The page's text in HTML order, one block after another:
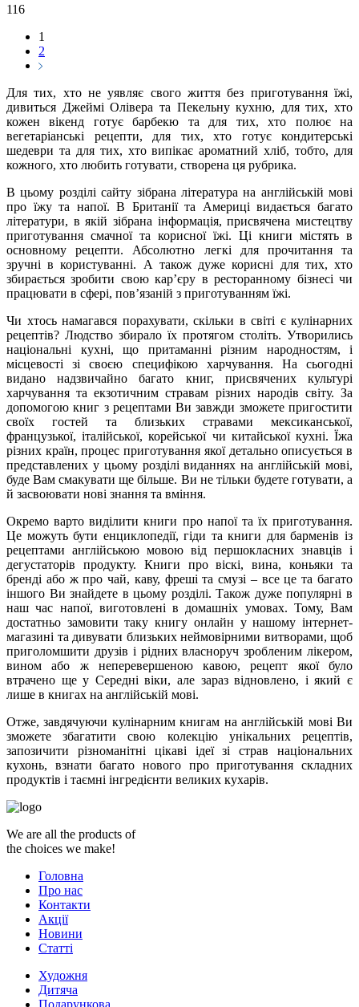
116
1
2
Для тих, хто не уявляє свого життя без приготування їжі,
дивиться Джеймі Олівера та Пекельну кухню, для тих, хто
кожен вікенд готує барбекю та для тих, хто полює на
вегетаріанські рецепти, для тих, хто готує кондитерські
шедеври та для тих, хто випікає ароматний хліб, тобто, для
кожного, хто любить готувати, створена ця рубрика.
В цьому розділі сайту зібрана література на англійській мові
про їжу та напої. В Британії та Америці видається багато
літератури, в якій зібрана інформація, присвячена мистецтву
приготування смачної та корисної їжі. Ці книги містять в
основному рецепти. Абсолютно легкі для прочитання та
зручні в користуванні. А також дуже корисні для тих, хто
збирається зробити свою кар’єру в ресторанному бізнесі чи
працювати в сфері, пов’язаній з приготуванням їжі.
Чи хтось намагався порахувати, скільки в світі є кулінарних
рецептів? Людство збирало їх протягом століть. Утворились
національні кухні, що притаманні різним народностям, і
місцевості зі своєю специфікою харчування. На сьогодні
видано надзвичайно багато книг, присвячених культурі
харчування та екзотичним стравам різних народів світу. За
допомогою книг з рецептами Ви завжди зможете пригостити
своїх гостей та близьких стравами мексиканської,
французької, італійської, корейської чи китайської кухні. Їжа
різних країн, процес приготування якої детально описується в
представлених у цьому розділі виданнях на англійській мові,
буде Вам смакувати ще більше. Ви не тільки будете готувати, а
й засвоювати нові знання та вміння.
Окремо варто виділити книги про напої та їх приготування.
Це можуть бути енциклопедії, гіди та книги для барменів із
рецептами англійською мовою від першокласних знавців і
дегустаторів продукту. Книги про віскі, вина, коньяки та
бренді або ж про чай, каву, фреші та смузі – все це та багато
іншого Ви знайдете в цьому розділі. Також дуже популярні в
наш час напої, виготовлені в домашніх умовах. Тому, Вам
достатньо замовити таку книгу онлайн у нашому інтернет-
магазині та дивувати близьких неймовірними витворами, щоб
приголомшити друзів і рідних власноруч зробленим лікером,
вином або ж неперевершеною кавою, рецепт якої було
втрачено ще у Середні віки, але зараз відновлено, і який є
лише в книгах на англійській мові.
Отже, завдячуючи кулінарним книгам на англійській мові Ви
зможете збагатити свою колекцію унікальних рецептів,
запозичити різноманітні цікаві ідеї зі страв національних
кухонь, взнати багато нового про приготування складних
продуктів і таємні інгредієнти великих кухарів.
We are all the products of
the choices we make!
Головна
Про нас
Контакти
Акції
Новини
Статті
Художня
Дитяча